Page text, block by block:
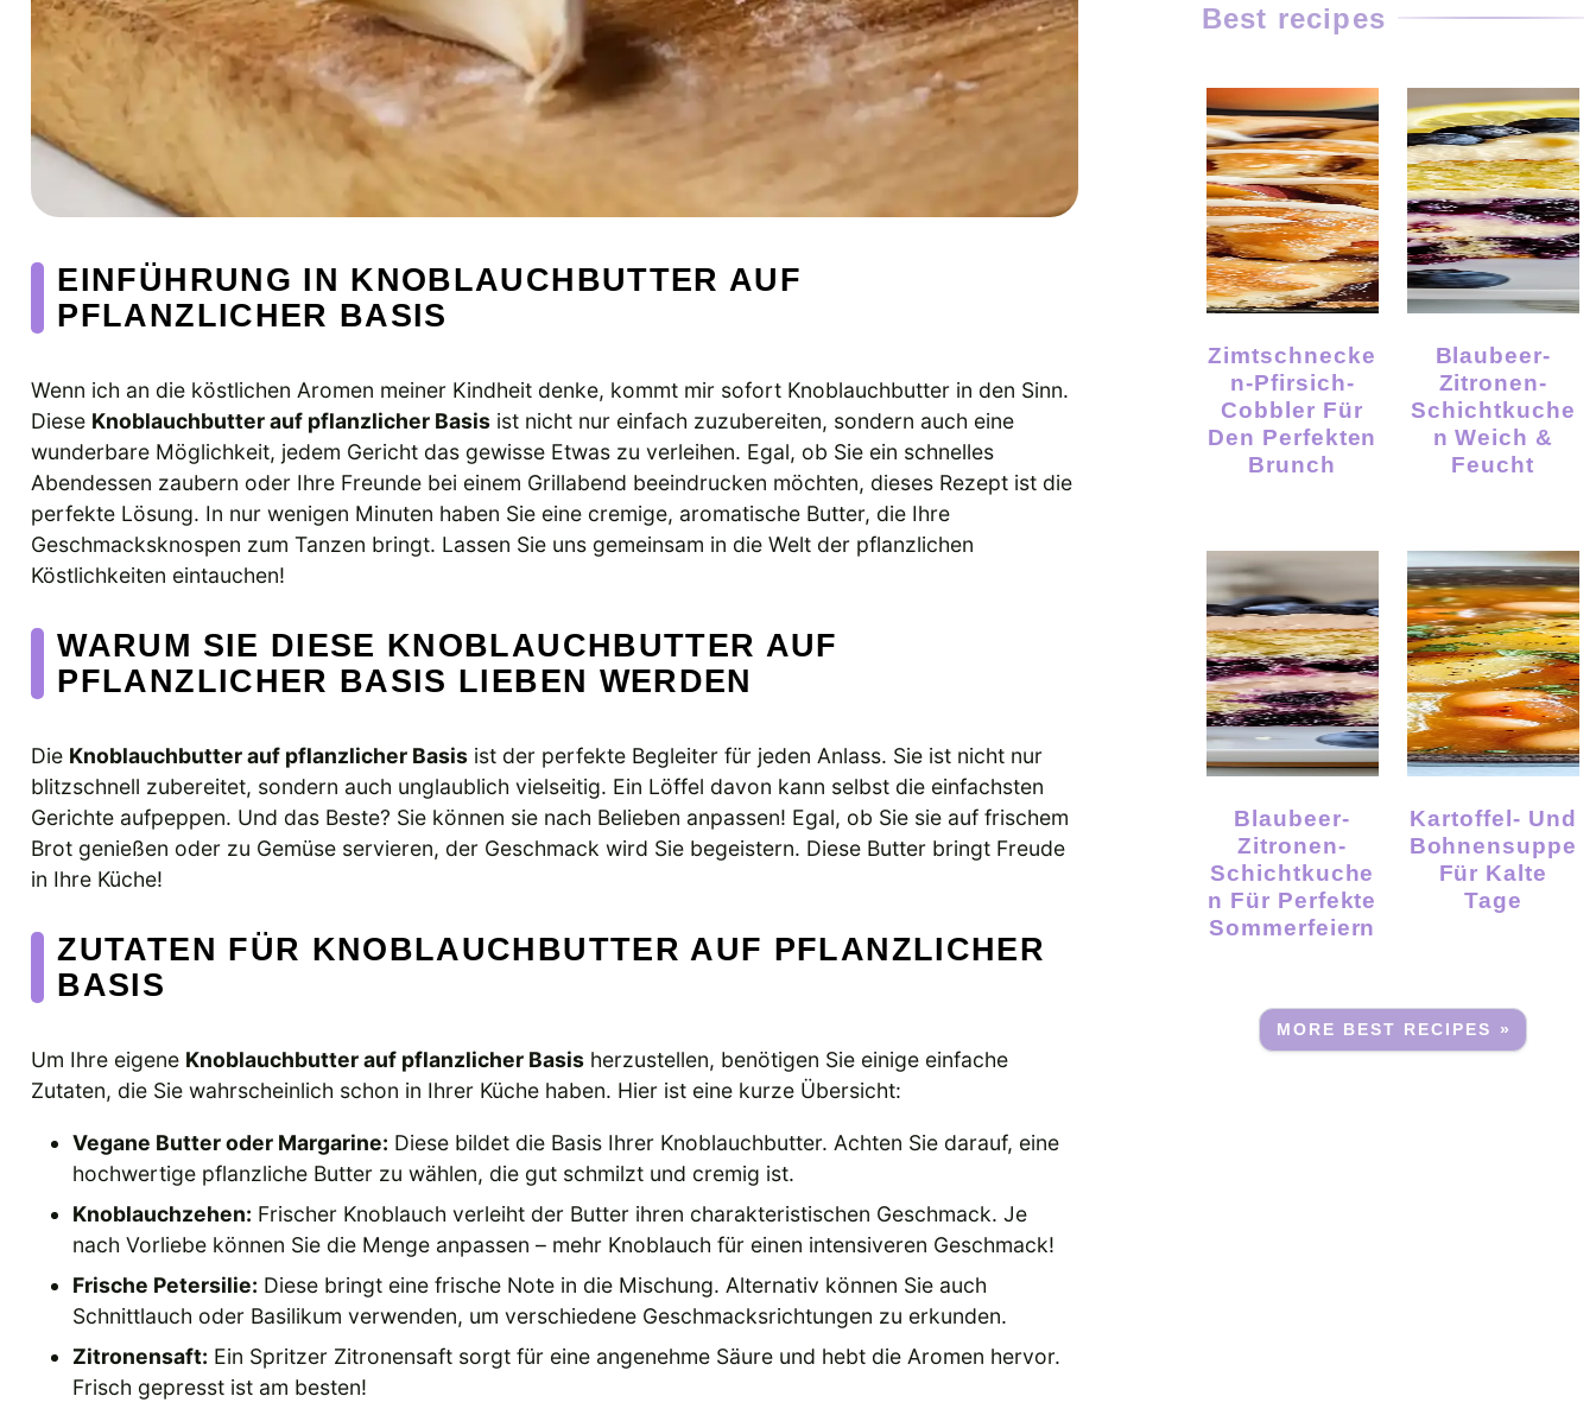
EINFÜHRUNG IN KNOBLAUCHBUTTER AUF
PFLANZLICHER BASIS
Wenn ich an die köstlichen Aromen meiner Kindheit denke, kommt mir sofort Knoblauchbutter in den Sinn.
Diese Knoblauchbutter auf pflanzlicher Basis ist nicht nur einfach zuzubereiten, sondern auch eine
wunderbare Möglichkeit, jedem Gericht das gewisse Etwas zu verleihen. Egal, ob Sie ein schnelles
Abendessen zaubern oder Ihre Freunde bei einem Grillabend beeindrucken möchten, dieses Rezept ist die
perfekte Lösung. In nur wenigen Minuten haben Sie eine cremige, aromatische Butter, die Ihre
Geschmacksknospen zum Tanzen bringt. Lassen Sie uns gemeinsam in die Welt der pflanzlichen
Köstlichkeiten eintauchen!
WARUM SIE DIESE KNOBLAUCHBUTTER AUF
PFLANZLICHER BASIS LIEBEN WERDEN
Die Knoblauchbutter auf pflanzlicher Basis ist der perfekte Begleiter für jeden Anlass. Sie ist nicht nur
blitzschnell zubereitet, sondern auch unglaublich vielseitig. Ein Löffel davon kann selbst die einfachsten
Gerichte aufpeppen. Und das Beste? Sie können sie nach Belieben anpassen! Egal, ob Sie sie auf frischem
Brot genießen oder zu Gemüse servieren, der Geschmack wird Sie begeistern. Diese Butter bringt Freude
in Ihre Küche!
ZUTATEN FÜR KNOBLAUCHBUTTER AUF PFLANZLICHER
BASIS
Um Ihre eigene Knoblauchbutter auf pflanzlicher Basis herzustellen, benötigen Sie einige einfache
Zutaten, die Sie wahrscheinlich schon in Ihrer Küche haben. Hier ist eine kurze Übersicht:
Vegane Butter oder Margarine: Diese bildet die Basis Ihrer Knoblauchbutter. Achten Sie darauf, eine
hochwertige pflanzliche Butter zu wählen, die gut schmilzt und cremig ist.
Knoblauchzehen: Frischer Knoblauch verleiht der Butter ihren charakteristischen Geschmack. Je
nach Vorliebe können Sie die Menge anpassen – mehr Knoblauch für einen intensiveren Geschmack!
Frische Petersilie: Diese bringt eine frische Note in die Mischung. Alternativ können Sie auch
Schnittlauch oder Basilikum verwenden, um verschiedene Geschmacksrichtungen zu erkunden.
Zitronensaft: Ein Spritzer Zitronensaft sorgt für eine angenehme Säure und hebt die Aromen hervor.
Frisch gepresst ist am besten!
Best recipes
Zimtschnecke
N-Pfirsich-
Cobbler Für
Den Perfekten
Brunch
Blaubeer-
Zitronen-
Schichtkuche
N Weich &
Feucht
Blaubeer-
Zitronen-
Schichtkuche
N Für Perfekte
Sommerfeiern
Kartoffel- Und
Bohnensuppe
Für Kalte
Tage
MORE BEST RECIPES »